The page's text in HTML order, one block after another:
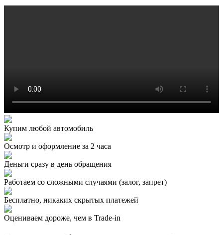
Купим любой автомобиль
Осмотр и оформление за 2 часа
Деньги сразу в день обращения
Работаем со сложными случаями (залог, запрет)
Бесплатно, никаких скрытых платежей
Оцениваем дороже, чем в Trade‑in